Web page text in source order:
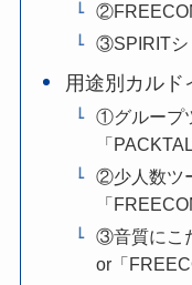
③SPIRITシ
用途別カルド
①グループ
「
②少人数ツ
「
③音質にこ
or「